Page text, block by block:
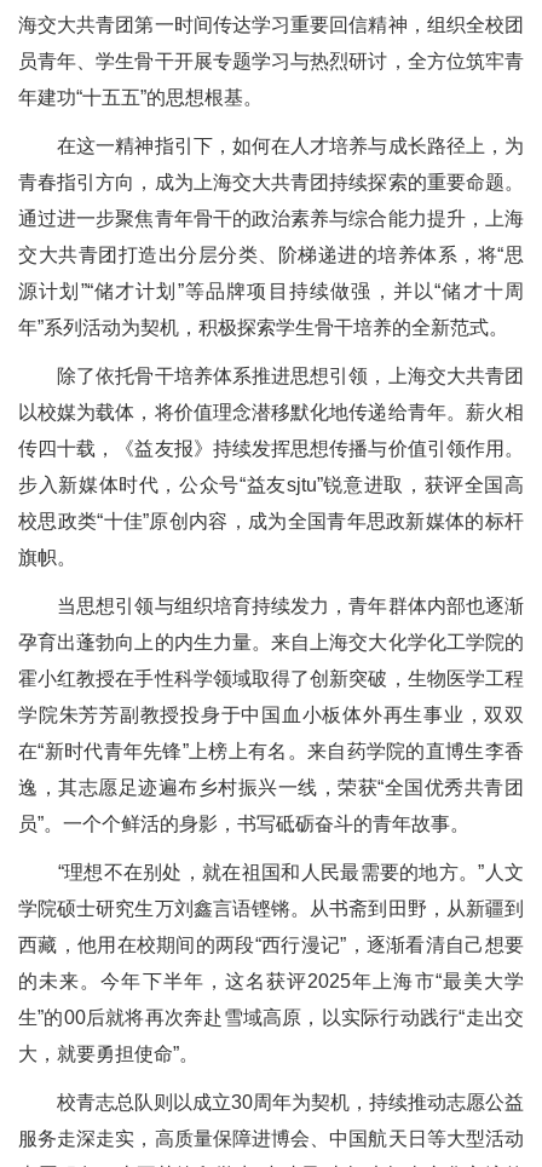
海交大共青团第一时间传达学习重要回信精神，组织全校团
员青年、学生骨干开展专题学习与热烈研讨，全方位筑牢青
年建功“十五五”的思想根基。
在这一精神指引下，如何在人才培养与成长路径上，为
青春指引方向，成为上海交大共青团持续探索的重要命题。
通过进一步聚焦青年骨干的政治素养与综合能力提升，上海
交大共青团打造出分层分类、阶梯递进的培养体系，将“思
源计划”“储才计划”等品牌项目持续做强，并以“储才十周
年”系列活动为契机，积极探索学生骨干培养的全新范式。
除了依托骨干培养体系推进思想引领，上海交大共青团
以校媒为载体，将价值理念潜移默化地传递给青年。薪火相
传四十载，《益友报》持续发挥思想传播与价值引领作用。
步入新媒体时代，公众号“益友sjtu”锐意进取，获评全国高
校思政类“十佳”原创内容，成为全国青年思政新媒体的标杆
旗帜。
当思想引领与组织培育持续发力，青年群体内部也逐渐
孕育出蓬勃向上的内生力量。来自上海交大化学化工学院的
霍小红教授在手性科学领域取得了创新突破，生物医学工程
学院朱芳芳副教授投身于中国血小板体外再生事业，双双
在“新时代青年先锋”上榜上有名。来自药学院的直博生李香
逸，其志愿足迹遍布乡村振兴一线，荣获“全国优秀共青团
员”。一个个鲜活的身影，书写砥砺奋斗的青年故事。
“理想不在别处，就在祖国和人民最需要的地方。”人文
学院硕士研究生万刘鑫言语铿锵。从书斋到田野，从新疆到
西藏，他用在校期间的两段“西行漫记”，逐渐看清自己想要
的未来。今年下半年，这名获评2025年上海市“最美大学
生”的00后就将再次奔赴雪域高原，以实际行动践行“走出交
大，就要勇担使命”。
校青志总队则以成立30周年为契机，持续推动志愿公益
服务走深走实，高质量保障进博会、中国航天日等大型活动